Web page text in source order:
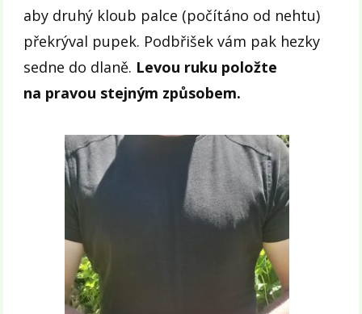
aby druhý kloub palce (počítáno od nehtu)
překrýval pupek. Podbřišek vám pak hezky
sedne do dlaně. Levou ruku položte
na pravou stejným způsobem.